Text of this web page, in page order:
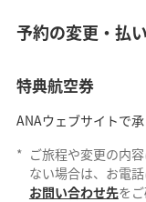
予約の変更・払
特典航空券
ANAウェブサイトで承
* ご旅程や変更の内
ない場合は、お電話
お問い合わせ先をご